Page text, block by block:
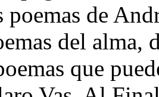
poemas de
del alma,
que